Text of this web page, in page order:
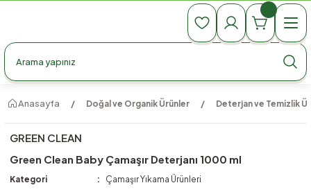
990 TL Üzeri Ücretsiz Kargo
990 TL Üzeri Ücretsiz Kargo
Anasayfa Doğal ve Organik Ürünler Deterjan ve Temizlik
GREEN CLEAN
Green Clean Baby Çamaşır Deterjanı 1000 ml
Kategori
Çamaşır Yıkama Ürünleri